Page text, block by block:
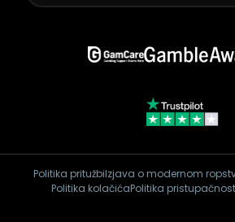
Politika pritužbiIzjava o modernom
Politika kolačićaPolitika